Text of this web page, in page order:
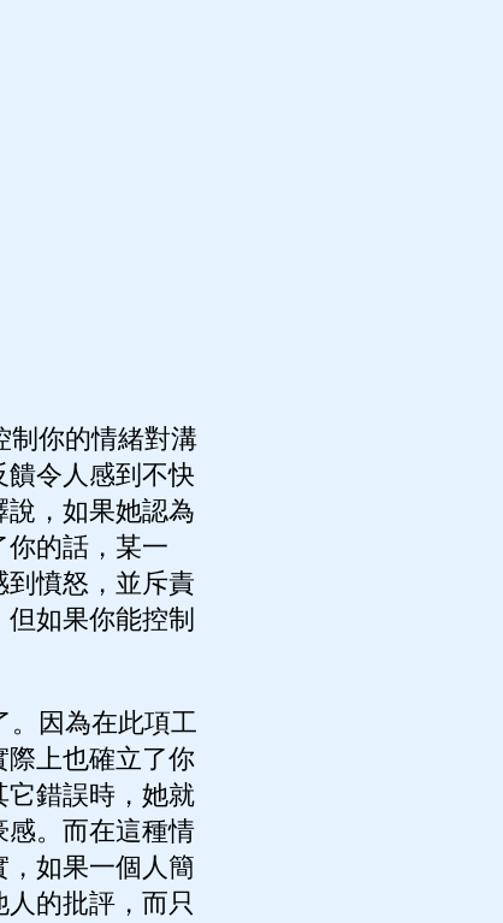
你的情緒對溝
令人感到不快
，如果她認為
的話，某一
憤怒，並斥責
如果你能控制
因為在此項工
際上也確立了你
它錯誤時，她就
感。而在這種情
如果一個人簡
的批評，而只